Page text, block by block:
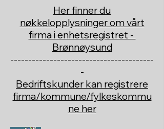
Her finner du
nøkkelopplysninger om vårt
firma i enhetsregistret -
Brønnøysund
----------------------------------------
-
Bedriftskunder kan registrere
firma/kommune/fylkeskommu
ne her